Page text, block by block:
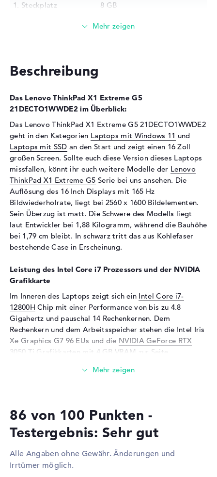
1. Steckplatz
8 GB
Festplatte
Schnittstelle
PCIe
Optische Speicher
Laufwerks-Typ
ohne Laufwerk
Display
Display-Typ
16" TFT
Max. Auflösung
2560 x 1600
Auflösungstyp
WQXGA
Bildwiederholrate
165 Hz
Besonderheiten
Display, matt, LED-
Hintergrundbeleuchtung, IPS
Panel, farbkalibriert
Unterstützte Flash-
Audio
Soundkarte
Realtek ALC3306
Mikrofon
vorhanden
Webcam
2 MP
Tastatur
Tastatur
Beleuchtet (hintergrund),
Flüssigkeitsabweisend
Netzwerk
WLAN
Beschreibung
Das Lenovo ThinkPad X1 Extreme G5
21DECTO1WWDE2 im Überblick:
Das Lenovo ThinkPad X1 Extreme G5 21DECTO1WWDE2
geht in den Kategorien Laptops mit Windows 11 und
Laptops mit SSD an den Start und zeigt einen 16 Zoll
großen Screen. Sollte euch diese Version dieses Laptops
missfallen, könnt ihr euch weitere Modelle der Lenovo
ThinkPad X1 Extreme G5 Serie bei uns ansehen. Die
Auflösung des 16 Inch Displays mit 165 Hz
Bildwiederholrate, liegt bei 2560 x 1600 Bildelementen.
Sein Überzug ist matt. Die Schwere des Modells liegt
laut Entwickler bei 1,88 Kilogramm, während die Bauhöhe
bei 1,79 cm bleibt. In schwarz tritt das aus Kohlefaser
bestehende Case in Erscheinung.
Leistung des Intel Core i7 Prozessors und der NVIDIA
Grafikkarte
Im Inneren des Laptops zeigt sich ein Intel Core i7-
12800H Chip mit einer Performance von bis zu 4.8
Gigahertz und pauschal 14 Rechenkernen. Dem
Rechenkern und dem Arbeitsspeicher stehen die Intel Iris
Xe Graphics G7 96 EUs und die NVIDIA GeForce RTX
3050 Ti Grafikkarten mit 4 GB VRAM zur Seite.
Wieviel Speicher hat das Lenovo ThinkPad X1 Extreme
kommt mit der DDR5 SDRAM PC5-38400 4800
eingesetzt werden. Das Lenovo ThinkPad X1 Extreme G5
Speicherplatz von 512 GB SSD.
86 von 100 Punkten -
Testergebnis: Sehr gut
Alle Angaben ohne Gewähr. Änderungen und
Irrtümer möglich.